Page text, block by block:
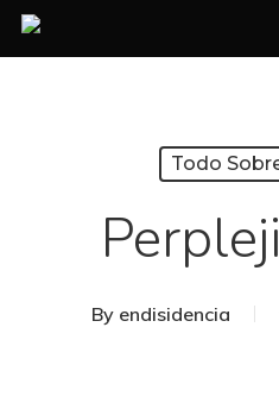
Skip
to
Todo
By endisidencia